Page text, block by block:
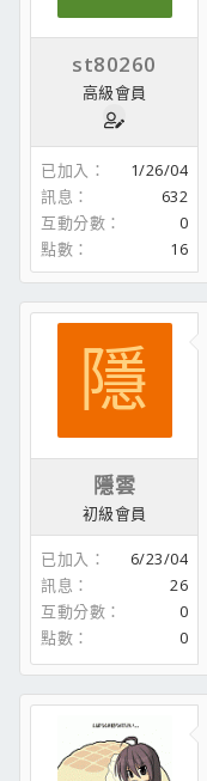
st80260
高級會員
已加入
1/26/04
訊息
632
互動分數
0
點數
16
隱
隱雲
初級會員
已加入
6/23/04
訊息
26
互動分數
0
點數
0